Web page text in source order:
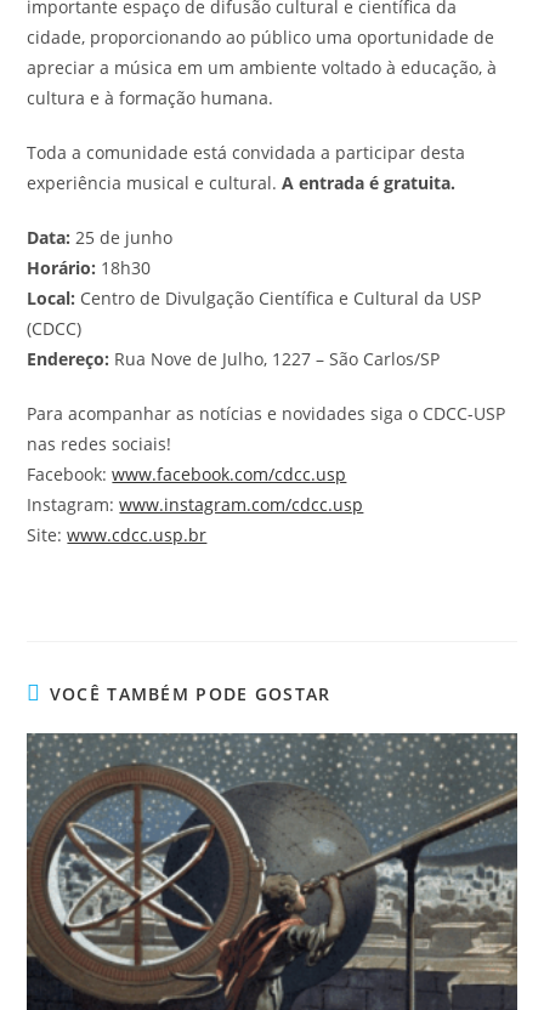
importante espaço de difusão cultural e científica da
cidade, proporcionando ao público uma oportunidade de
apreciar a música em um ambiente voltado à educação, à
cultura e à formação humana.
Toda a comunidade está convidada a participar desta
experiência musical e cultural.A entrada é gratuita.
Data: 25 de junho
Horário: 18h30
Local: Centro de Divulgação Científica e Cultural da USP
(CDCC)
Endereço: Rua Nove de Julho, 1227 – São Carlos/SP
Para acompanhar as notícias e novidades siga o CDCC-USP
nas redes sociais!
Facebook:www.facebook.com/cdcc.usp
Instagram:www.instagram.com/cdcc.usp
Site:www.cdcc.usp.br
VOCÊ TAMBÉM PODE GOSTAR